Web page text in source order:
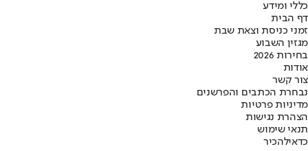
כללי ומידע
דף הבית
זמני כניסת וצאת שבת
מגזין השבוע
בחירות 2026
אודות
צור קשר
נבחרת הכתבים והפרשנים
מדיניות פרטיות
הצהרת נגישות
תנאי שימוש
כדאילהכיר